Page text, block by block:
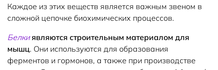
Каждое из этих веществ является важным звеном в
сложной цепочке биохимических процессов.
Белки являются строительным материалом для
мышц. Они используются для образования
ферментов и гормонов, а также при производстве